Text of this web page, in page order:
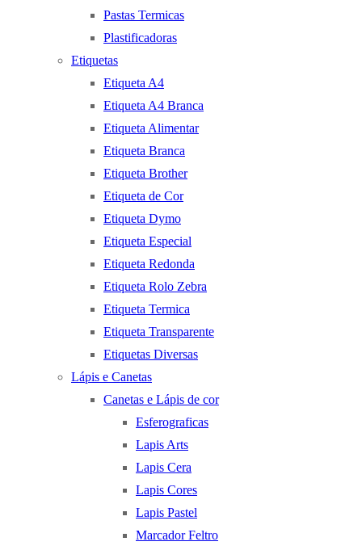
Pastas Termicas
Plastificadoras
Etiquetas
Etiqueta A4
Etiqueta A4 Branca
Etiqueta Alimentar
Etiqueta Branca
Etiqueta Brother
Etiqueta de Cor
Etiqueta Dymo
Etiqueta Especial
Etiqueta Redonda
Etiqueta Rolo Zebra
Etiqueta Termica
Etiqueta Transparente
Etiquetas Diversas
Lápis e Canetas
Canetas e Lápis de cor
Esferograficas
Lapis Arts
Lapis Cera
Lapis Cores
Lapis Pastel
Marcador Feltro